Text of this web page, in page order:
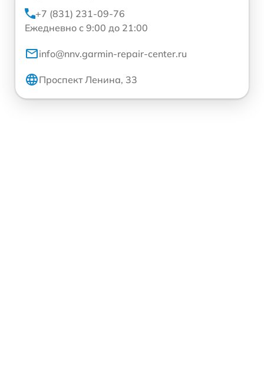
+7 (831) 231-09-76
Ежедневно с 9:00 до 21:00
info@nnv.garmin-repair-center.ru
Проспект Ленина, 33